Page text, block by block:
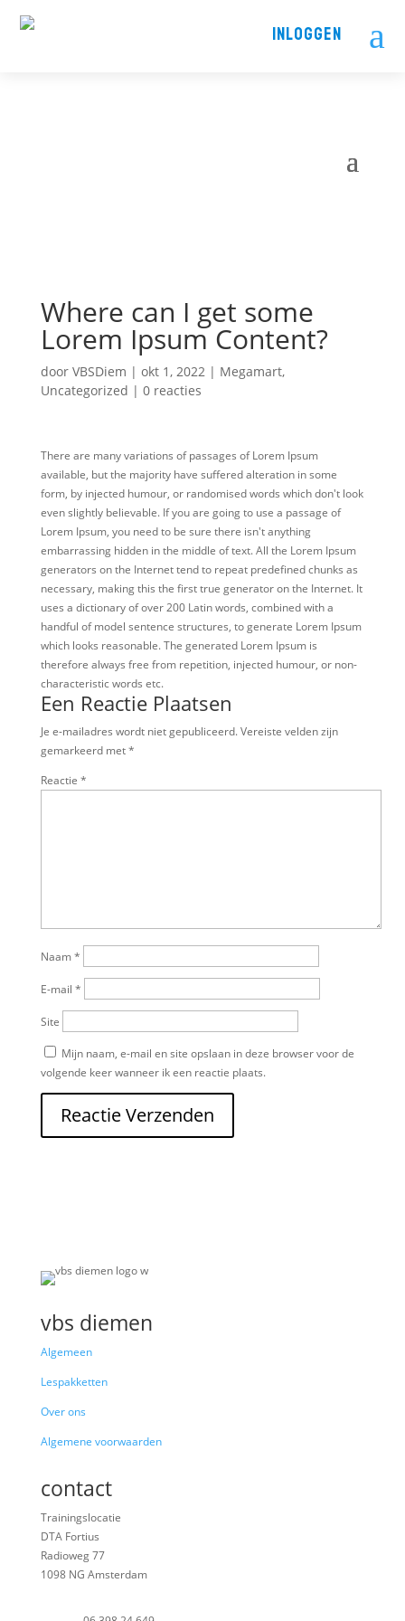
INLOGGEN a
Where can I get some
Lorem Ipsum Content?
door VBSDiem | okt 1, 2022| Megamart,
Uncategorized | 0 reacties
There are many variations of passages of Lorem Ipsum
available, but the majority have suffered alteration in some
form, by injected humour, or randomised words which don't look
even slightly believable. If you are going to use a passage of
Lorem Ipsum, you need to be sure there isn't anything
embarrassing hidden in the middle of text. All the Lorem Ipsum
generators on the Internet tend to repeat predefined chunks as
necessary, making this the first true generator on the Internet. It
uses a dictionary of over 200 Latin words, combined with a
handful of model sentence structures, to generate Lorem Ipsum
which looks reasonable. The generated Lorem Ipsum is
therefore always free from repetition, injected humour, or non-
characteristic words etc.
Een Reactie Plaatsen
Je e-mailadres wordt niet gepubliceerd.Vereiste velden zijn
gemarkeerd met*
Reactie *
Naam*
E-mail *
Site
Mijn naam, e-mail en site opslaan in deze browser voor de
volgende keer wanneer ik een reactie plaats.
vbs diemen
Algemeen
Lespakketten
Over ons
Algemene voorwaarden
contact
Trainingslocatie
DTA Fortius
Radioweg 77
1098 NG Amsterdam